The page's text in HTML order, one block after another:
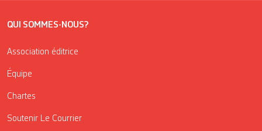
QUI SOMMES-NOUS?
Association éditrice
Équipe
Chartes
Soutenir Le Courrier